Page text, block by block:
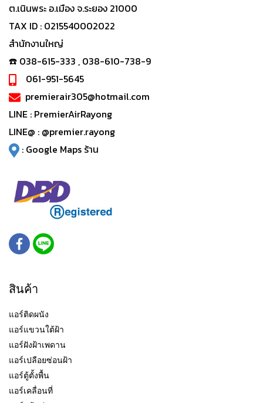
ต.เนินพระ อ.เมือง จ.ระยอง 21000
TAX ID : 0215540002022
สำนักงานใหญ่
☎️ 038-615-333 , 038-610-738-9
061-951-5645
premierair305@hotmail.com
LINE : PremierAirRayong
LINE@ : @premier.rayong
: Google Maps ร้าน
สินค้า
แอร์ติดผนัง
แอร์แขวนใต้ฝ้า
แอร์ฝังฝ้าเพดาน
แอร์เปลือยซ่อนฝ้า
แอร์ตู้ตั้งพื้น
แอร์เคลื่อนที่